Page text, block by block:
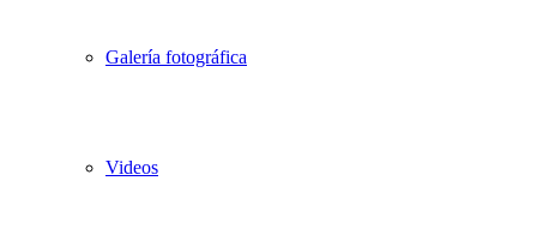
Galería fotográfica
Videos